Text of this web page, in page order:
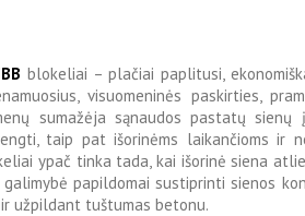
blokeliai – plačiai paplitusi,
visuomeninės paskirties,
sumažėja sąnaudos pastatų sienų
taip pat išorinėms laikančioms ir
ypač tinka tada, kai išorinė siena
papildomai sustiprinti sienos
užpildant tuštumas betonu.